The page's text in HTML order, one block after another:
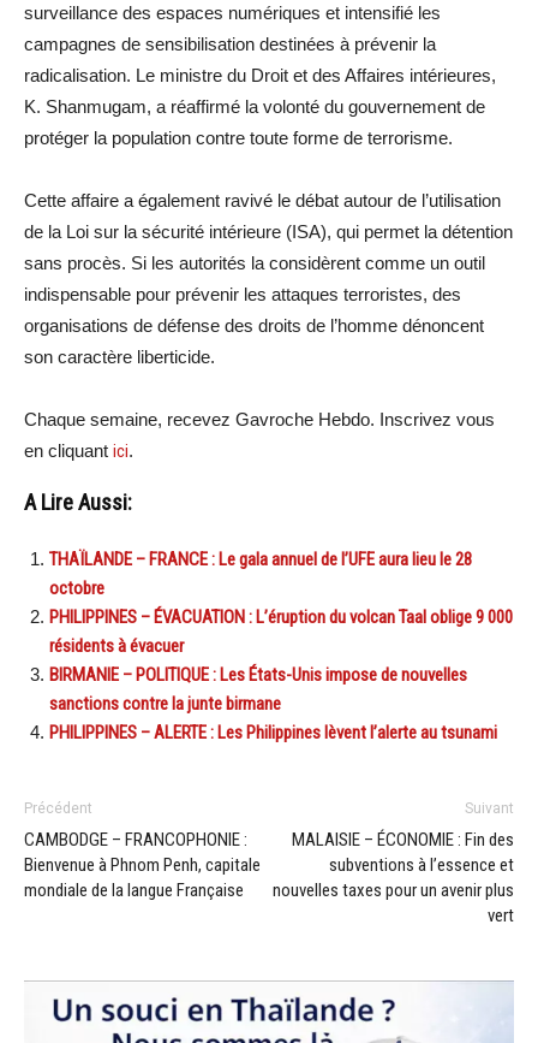
surveillance des espaces numériques et intensifié les
campagnes de sensibilisation destinées à prévenir la
radicalisation. Le ministre du Droit et des Affaires intérieures,
K. Shanmugam, a réaffirmé la volonté du gouvernement de
protéger la population contre toute forme de terrorisme.
Cette affaire a également ravivé le débat autour de l’utilisation
de la Loi sur la sécurité intérieure (ISA), qui permet la détention
sans procès. Si les autorités la considèrent comme un outil
indispensable pour prévenir les attaques terroristes, des
organisations de défense des droits de l’homme dénoncent
son caractère liberticide.
Chaque semaine, recevez Gavroche Hebdo. Inscrivez vous
en cliquant ici.
A Lire Aussi:
THAÏLANDE – FRANCE : Le gala annuel de l’UFE aura lieu le 28
octobre
PHILIPPINES – ÉVACUATION : L’éruption du volcan Taal oblige 9 000
résidents à évacuer
BIRMANIE – POLITIQUE : Les États-Unis impose de nouvelles
sanctions contre la junte birmane
PHILIPPINES – ALERTE : Les Philippines lèvent l’alerte au tsunami
Précédent
CAMBODGE – FRANCOPHONIE :
Bienvenue à Phnom Penh, capitale
mondiale de la langue Française
Suivant
MALAISIE – ÉCONOMIE : Fin des
subventions à l’essence et
nouvelles taxes pour un avenir plus
vert